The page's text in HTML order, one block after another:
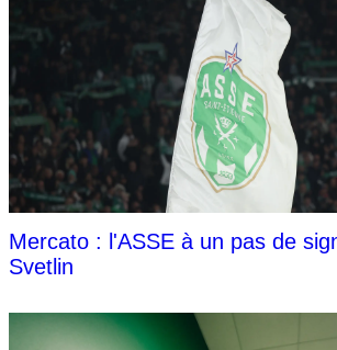
Mercato : l'ASSE à un pas de
Svetlin